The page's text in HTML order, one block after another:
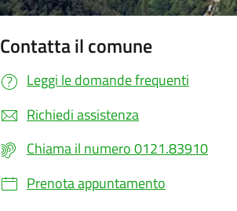
Contatta il comune
Leggi le domande frequenti
Richiedi assistenza
Chiama il numero 0121.83910
Prenota appuntamento